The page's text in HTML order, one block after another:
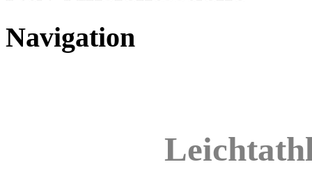
Navigation